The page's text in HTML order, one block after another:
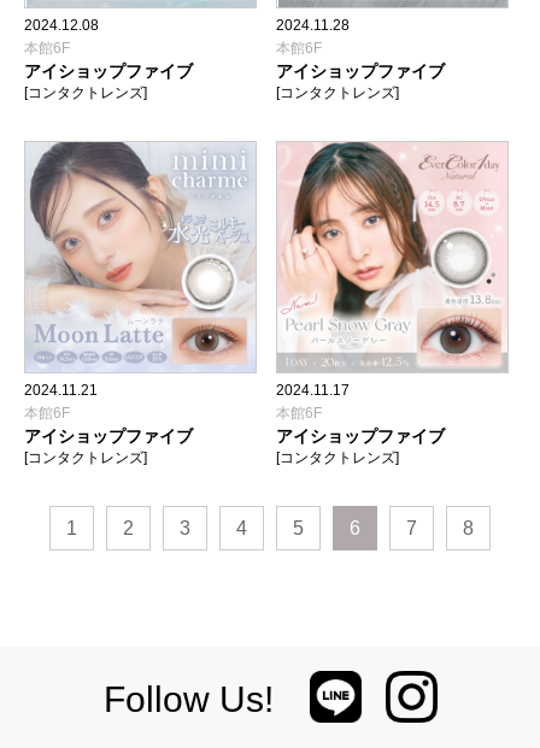
2024.12.08
本館6F
アイショップファイブ
[コンタクトレンズ]
2024.11.28
本館6F
アイショップファイブ
[コンタクトレンズ]
2024.11.21
本館6F
アイショップファイブ
[コンタクトレンズ]
2024.11.17
本館6F
アイショップファイブ
[コンタクトレンズ]
1 2 3 4 5 6 7 8
Follow Us!